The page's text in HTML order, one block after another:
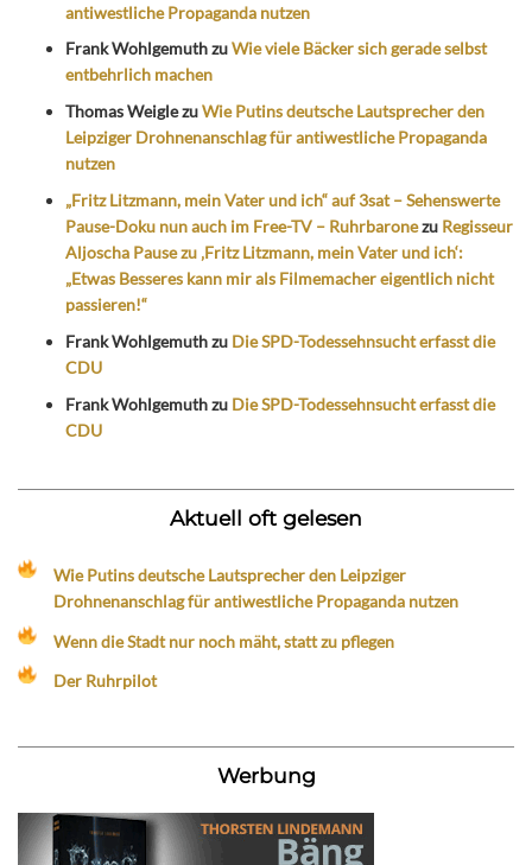
antiwestliche Propaganda nutzen
Frank WohlgemuthzuWie viele Bäcker sich gerade selbst
entbehrlich machen
Thomas WeiglezuWie Putins deutsche Lautsprecher den
Leipziger Drohnenanschlag für antiwestliche Propaganda
nutzen
„Fritz Litzmann, mein Vater und ich“ auf 3sat – Sehenswerte
Pause-Doku nun auch im Free-TV – Ruhrbaronezu Regisseur
Aljoscha Pause zu ‚Fritz Litzmann, mein Vater und ich‘:
„Etwas Besseres kann mir als Filmemacher eigentlich nicht
passieren!“
Frank Wohlgemuthzu Die SPD-Todessehnsucht erfasst die
CDU
Frank Wohlgemuthzu Die SPD-Todessehnsucht erfasst die
CDU
Aktuell oft gelesen
Wie Putins deutsche Lautsprecher den Leipziger
Drohnenanschlag für antiwestliche Propaganda nutzen
Wenn die Stadt nur noch mäht, statt zu pflegen
Der Ruhrpilot
Werbung